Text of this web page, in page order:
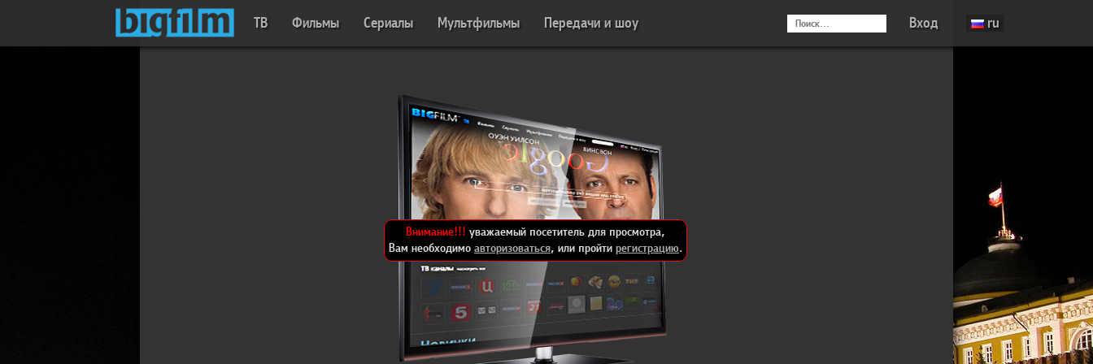
Вход ru
ТВ Фильмы Сериалы Мультфильмы Передачи и шоу
Внимание!!! уважаемый посетитель для просмотра,
Вам необходимо авторизоваться, или пройти регистрацию.